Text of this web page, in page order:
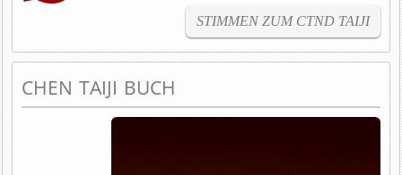
STIMMEN ZUM CTND TAIJI
CHEN TAIJI BUCH